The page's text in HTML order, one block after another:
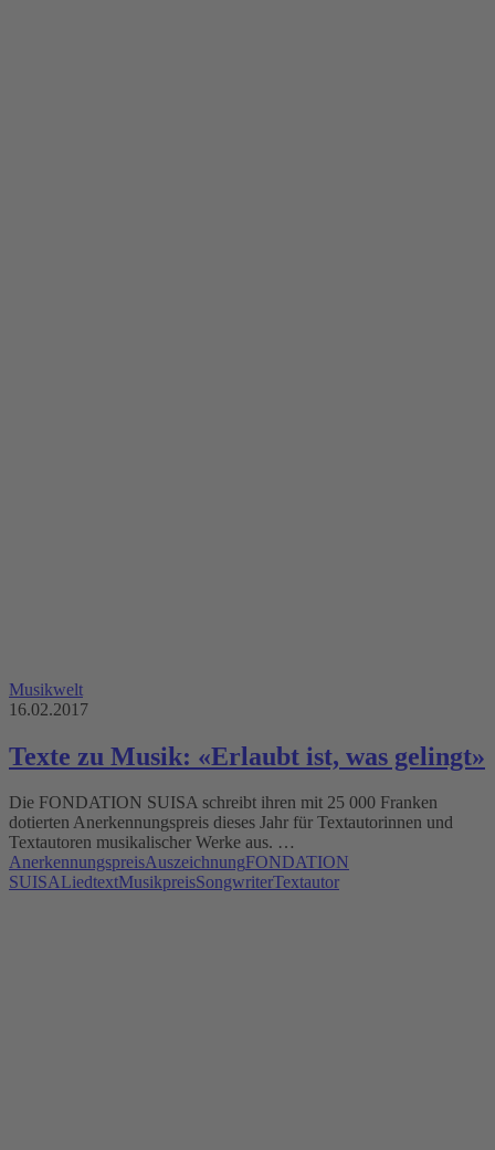
Musikwelt
16.02.2017
Texte zu Musik: «Erlaubt ist, was gelingt»
Die FONDATION SUISA schreibt ihren mit 25 000 Franken
dotierten Anerkennungspreis dieses Jahr für Textautorinnen und
Textautoren musikalischer Werke aus. …
AnerkennungspreisAuszeichnungFONDATION
SUISALiedtextMusikpreisSongwriterTextautor